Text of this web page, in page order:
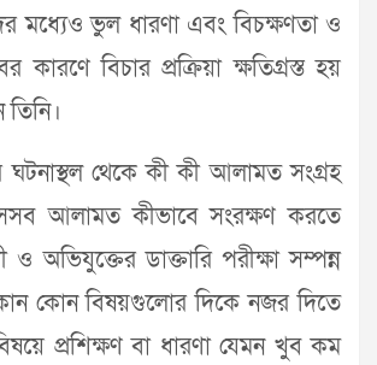
মধ্যেও ভুল ধারণা এবং বিচক্ষণতা ও
কারণে বিচার প্রক্রিয়া ক্ষতিগ্রস্ত হয়
ঘটনাস্থল থেকে কী কী আলামত সংগ্রহ
আলামত কীভাবে সংরক্ষণ করতে
অভিযুক্তের ডাক্তারি পরীক্ষা সম্পন্ন
কোন বিষয়গুলোর দিকে নজর দিতে
প্রশিক্ষণ বা ধারণা যেমন খুব কম